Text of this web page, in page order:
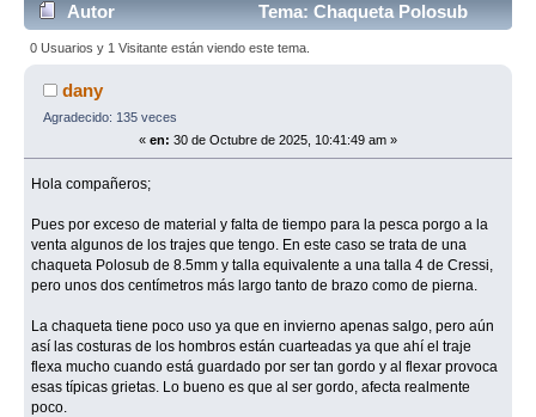
Autor
Tema: Chaqueta Polosub
8,5mm (Leído 2322 veces)
0 Usuarios y 1 Visitante están viendo este tema.
dany
Agradecido: 135 veces
« en: 30 de Octubre de 2025, 10:41:49 am »
Hola compañeros;
Pues por exceso de material y falta de tiempo para la pesca porgo a la
venta algunos de los trajes que tengo. En este caso se trata de una
chaqueta Polosub de 8.5mm y talla equivalente a una talla 4 de Cressi,
pero unos dos centímetros más largo tanto de brazo como de pierna.
La chaqueta tiene poco uso ya que en invierno apenas salgo, pero aún
así las costuras de los hombros están cuarteadas ya que ahí el traje
flexa mucho cuando está guardado por ser tan gordo y al flexar provoca
esas típicas grietas. Lo bueno es que al ser gordo, afecta realmente
poco.